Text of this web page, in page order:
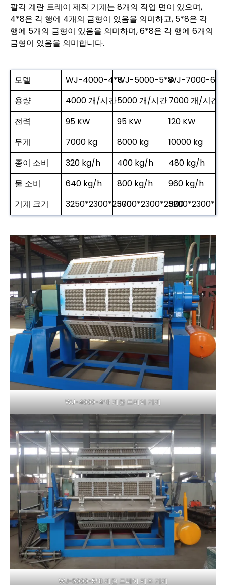
팔각 계란 트레이 제작 기계는 8개의 작업 면이 있으며,
4*8은 각 행에 4개의 금형이 있음을 의미하고, 5*8은 각
행에 5개의 금형이 있음을 의미하며, 6*8은 각 행에 6개의
금형이 있음을 의미합니다.
모델 WJ-4000-4*8WJ-5000-5*8WJ-7000-6*8
용량
4000 개/시간5000 개/시간7000 개/시간
전력
95 KW 95 KW
120 KW
무게
7000 kg 8000 kg
10000 kg
종이 소비
320 kg/h 400 kg/h
480 kg/h
물 소비
640 kg/h 800 kg/h
960 kg/h
기계 크기
3250*2300*25003700*2300*2500
WJ-4000-4*8 계란 트레이 기계
WJ-5000-5*8 계란 트레이 제조 기계